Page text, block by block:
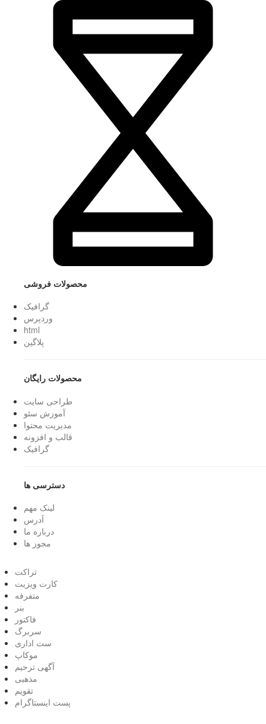
محصولات فروشی
گرافیک
وردپرس
html
پلاگین
محصولات رایگان
طراحی سایت
آموزش سئو
مدیریت محتوا
قالب و افزونه
گرافیک
دسترسی ها
لینک مهم
آدرس
درباره ما
مجوز ها
تراکت
کارت ویزیت
متفرفه
بنر
فاکتور
سربرگ
ست اداری
موکاپ
آگهی ترحیم
مذهبی
تقویم
پست اینستاگرام